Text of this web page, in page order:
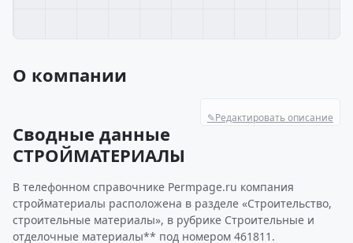
О компании
✎Редактировать описание
Сводные данные
СТРОЙМАТЕРИАЛЫ
В телефонном справочнике Permpage.ru компания
стройматериалы расположена в разделе «Строительство,
строительные материалы», в рубрике Строительные и
отделочные материалы** под номером 461811.